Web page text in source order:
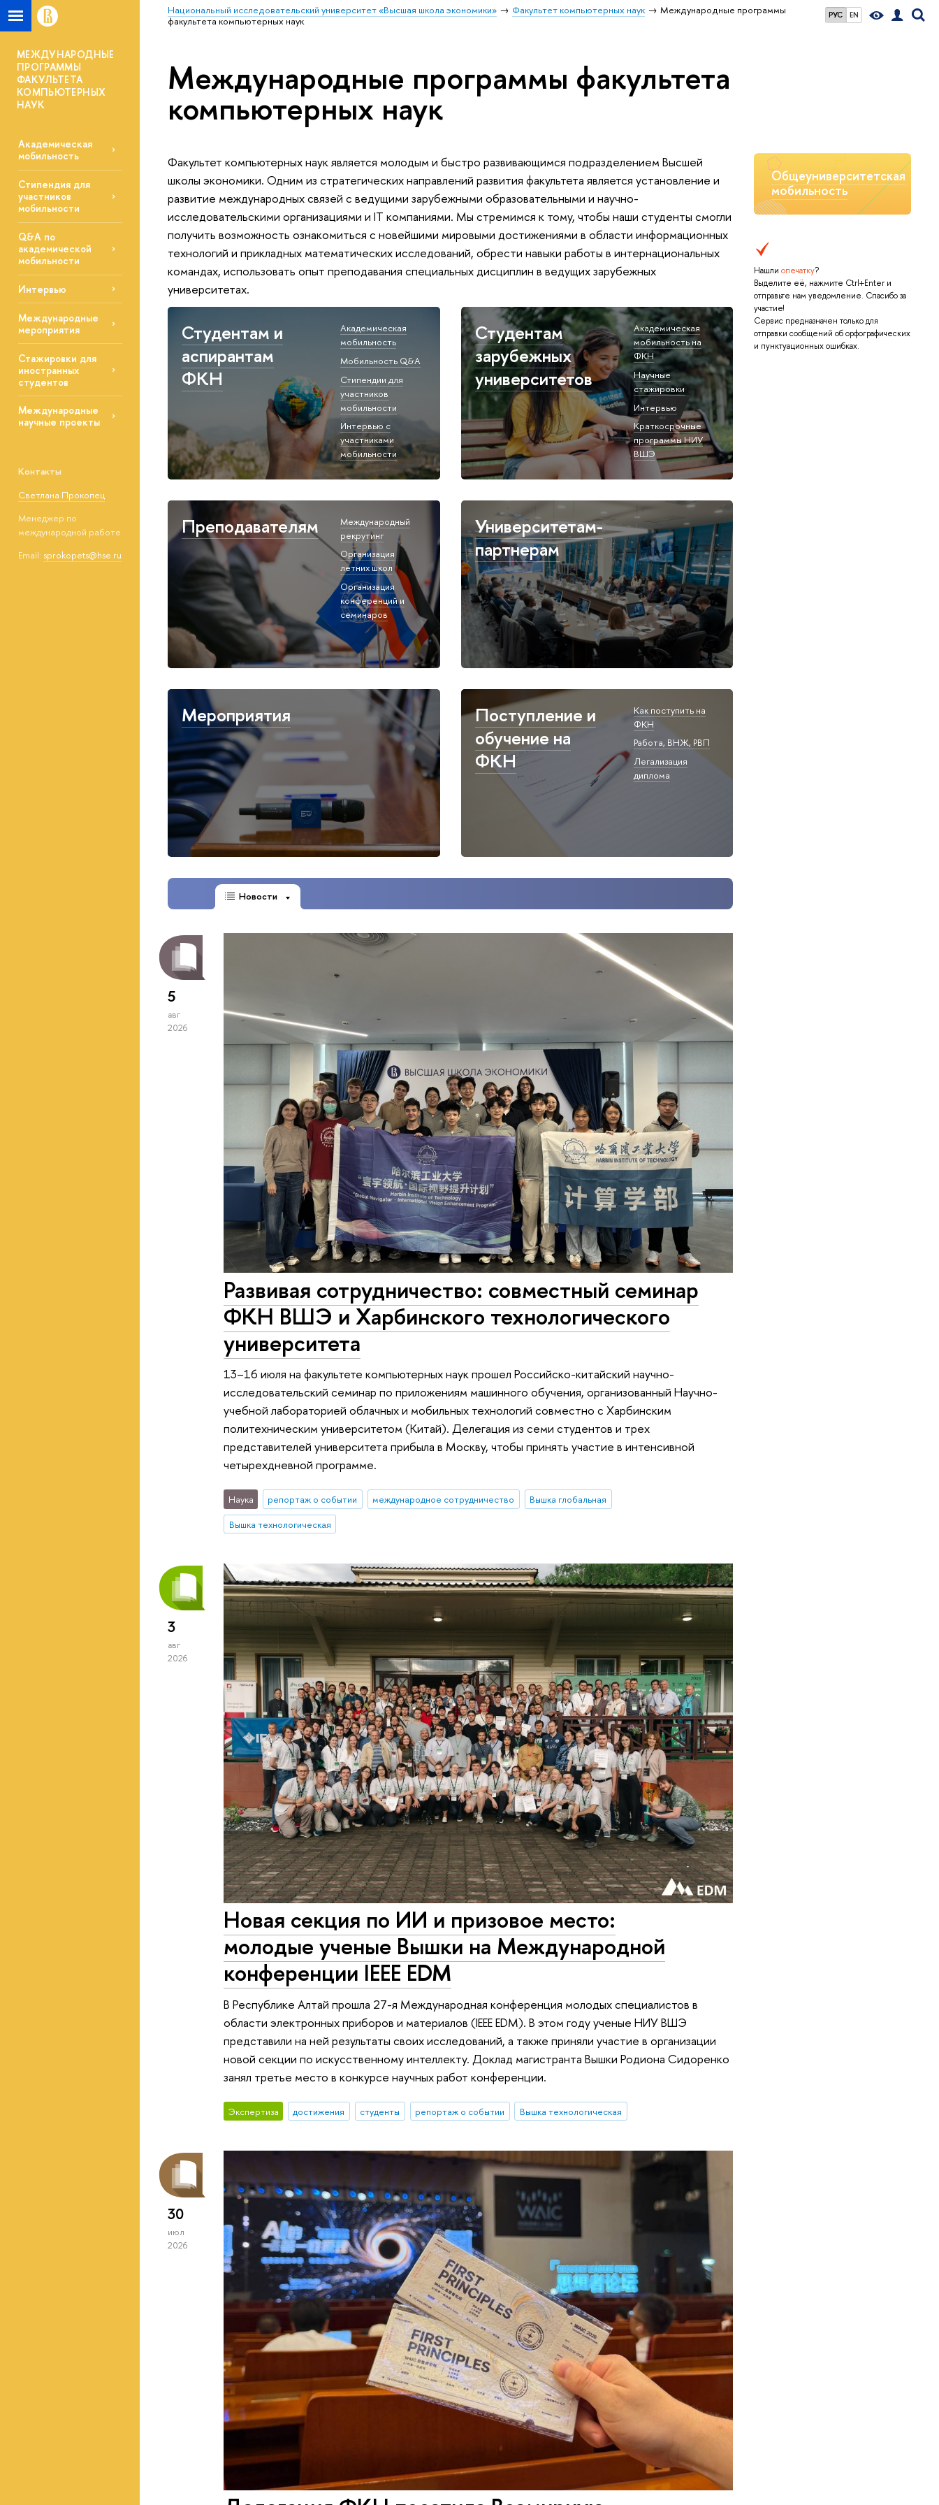
РУС EN
Национальный исследовательский университет «Высшая школа экономики» Факультет компьютерных наук
Международные программы
факультета компьютерных наук
МЕЖДУНАРОДНЫЕ
ПРОГРАММЫ
ФАКУЛЬТЕТА
КОМПЬЮТЕРНЫХ
НАУК
Академическая
мобильность
Стипендия для
участников
мобильности
Q&A по
академической
мобильности
Интервью
Международные
мероприятия
Стажировки для
иностранных
студентов
Международные
научные проекты
Контакты
Светлана Прокопец
Менеджер по
международной работе
Email: sprokopets@hse.ru
Международные программы факультета
компьютерных наук
Общеуниверситетская
мобильность
Нашли опечатку?
Выделите её, нажмите Ctrl+Enter и
отправьте нам уведомление. Спасибо за
участие!
Сервис предназначен только для
отправки сообщений об орфографических
и пунктуационных ошибках.
Факультет компьютерных наук является молодым и быстро развивающимся подразделением Высшей
школы экономики. Одним из стратегических направлений развития факультета является установление и
развитие международных связей с ведущими зарубежными образовательными и научно-
исследовательскими организациями и IT компаниями. Мы стремимся к тому, чтобы наши студенты смогли
получить возможность ознакомиться с новейшими мировыми достижениями в области информационных
технологий и прикладных математических исследований, обрести навыки работы в интернациональных
командах, использовать опыт преподавания специальных дисциплин в ведущих зарубежных
университетах.
Студентам и
аспирантам
ФКН
Академическая
мобильность
Мобильность Q&A
Стипендии для
участников
мобильности
Интервью с
участниками
мобильности
Студентам
зарубежных
университетов
Академическая
мобильность на
ФКН
Научные
стажировки
Интервью
Краткосрочные
программы НИУ
ВШЭ
Преподавателям
Международный
рекрутинг
Организация
летних школ
Организация
конференций и
семинаров
Университетам-
партнерам
Мероприятия
Поступление и
обучение на
ФКН
Как поступить на
ФКН
Работа, ВНЖ, РВП
Легализация
диплома
Новости
5
авг
2026
Развивая сотрудничество: совместный семинар
ФКН ВШЭ и Харбинского технологического
университета
13–16 июля на факультете компьютерных наук прошел Российско-китайский научно-
исследовательский семинар по приложениям машинного обучения, организованный Научно-
учебной лабораторией облачных и мобильных технологий совместно с Харбинским
политехническим университетом (Китай). Делегация из семи студентов и трех
представителей университета прибыла в Москву, чтобы принять участие в интенсивной
четырехдневной программе.
Наука репортаж о событии международное сотрудничество
Вышка глобальная
Вышка технологическая
3
авг
2026
Новая секция по ИИ и призовое место:
молодые ученые Вышки на Международной
конференции IEEE EDM
В Республике Алтай прошла 27-я Международная конференция молодых специалистов в
области электронных приборов и материалов (IEEE EDM). В этом году ученые НИУ ВШЭ
представили на ней результаты своих исследований, а также приняли участие в организации
новой секции по искусственному интеллекту. Доклад магистранта Вышки Родиона Сидоренко
занял третье место в конкурсе научных работ конференции.
Экспертиза достижения студенты репортаж о событии Вышка технологическая
30
июл
2026